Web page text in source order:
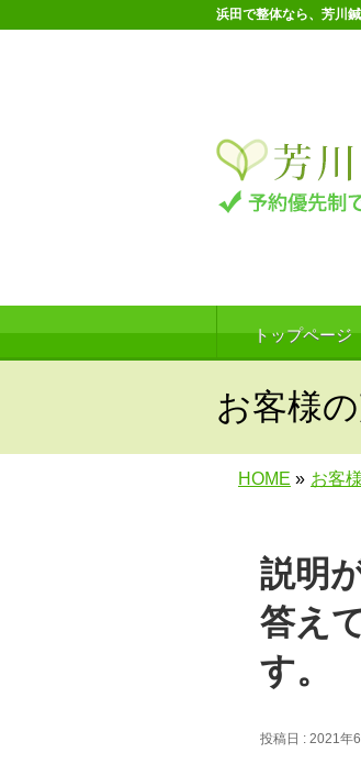
浜田で整体なら、芳川
トップページ
お客様
HOME » お客
説明
答え
す。
投稿日 : 2021年